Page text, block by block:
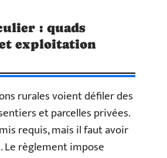
: quads
exploitation
rurales voient défiler des
et parcelles privées.
requis, mais il faut avoir
Le règlement impose